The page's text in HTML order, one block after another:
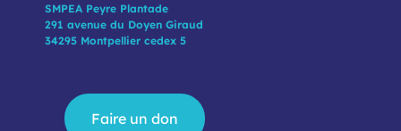
SMPEA Peyre Plantade
291 avenue du Doyen Giraud
34295 Montpellier cedex 5
Faire un don